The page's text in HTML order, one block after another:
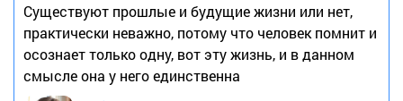
Существуют прошлые и будущие жизни или нет,
практически неважно, потому что человек помнит и
осознает только одну, вот эту жизнь, и в данном
смысле она у него единственна